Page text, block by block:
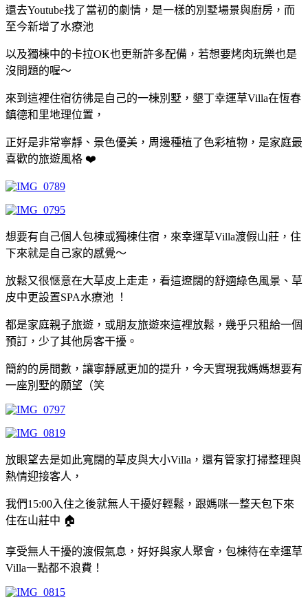
還去Youtube找了當初的劇情，是一樣的別墅場景與廚房，而
至今新增了水療池
以及獨棟中的卡拉OK也更新許多配備，若想要烤肉玩樂也是
沒問題的喔～
來到這裡住宿彷彿是自己的一棟別墅，墾丁幸運草Villa在恆春
鎮德和里地理位置，
正好是非常寧靜、景色優美，周邊種植了色彩植物，是家庭最
喜歡的旅遊風格 ❤️
想要有自己個人包棟或獨棟住宿，來幸運草Villa渡假山莊，住
下來就是自己家的感覺～
放鬆又很愜意在大草皮上走走，看這遼闊的舒適綠色風景、草
皮中更設置SPA水療池 ！
都是家庭親子旅遊，或朋友旅遊來這裡放鬆，幾乎只租給一個
預訂，少了其他房客干擾。
簡約的房間數，讓寧靜感更加的提升，今天實現我媽媽想要有
一座別墅的願望（笑
放眼望去是如此寬闊的草皮與大小Villa，還有管家打掃整理與
熱情迎接客人，
我們15:00入住之後就無人干擾好輕鬆，跟媽咪一整天包下來
住在山莊中 🏠
享受無人干擾的渡假氣息，好好與家人聚會，包棟待在幸運草
Villa一點都不浪費！